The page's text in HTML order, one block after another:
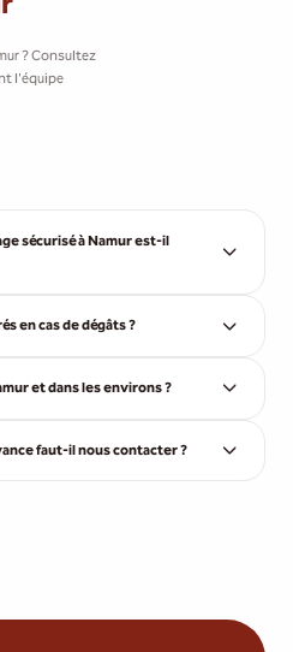
? Consultez
l'équipe
sécurisé à Namur est-il
en cas de dégâts ?
et dans les environs ?
faut-il nous contacter ?